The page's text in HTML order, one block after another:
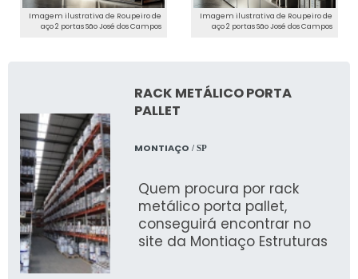
Imagem ilustrativa de Roupeiro de
aço 2 portas São José dos Campos
Imagem ilustrativa de Roupeiro de
aço 2 portas São José dos Campos
RACK METÁLICO PORTA
PALLET
MONTIAÇO / SP
Quem procura por rack
metálico porta pallet,
conseguirá encontrar no
site da Montiaço Estruturas